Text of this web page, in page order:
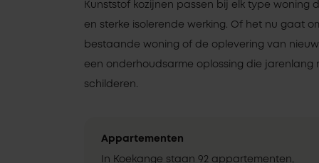
Kunststof kozijnen passen bij elk type woning
en sterke isolerende werking. Of het nu gaat
bestaande woning of de oplevering van
een onderhoudsarme oplossing die
schilderen.
Appartementen
In Koekange staan 92 appartementen,